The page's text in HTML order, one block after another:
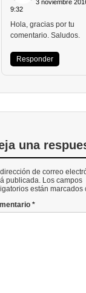
3 noviembre
9:32
Hola, gracias por tu
comentario. Saludos.
Responder
una
de correo
publicada. Los campos
están marcados
*